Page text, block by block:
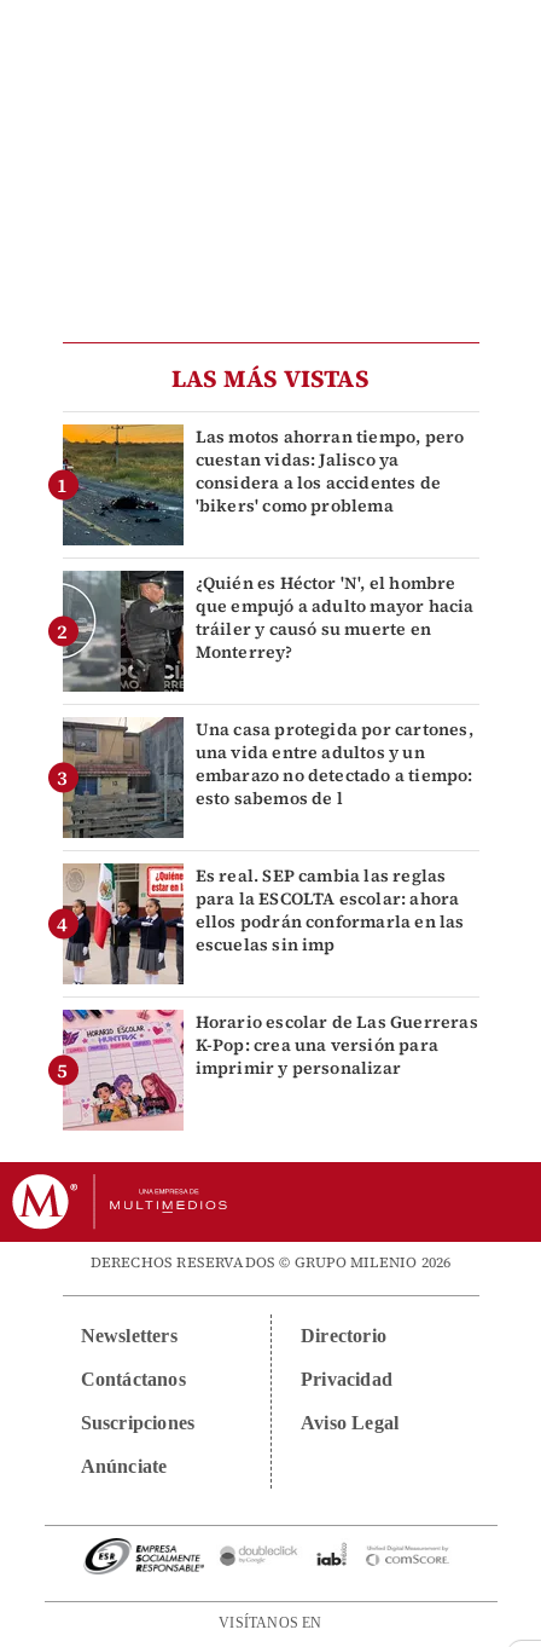
LAS MÁS VISTAS
Las motos ahorran tiempo, pero
cuestan vidas: Jalisco ya
considera a los accidentes de
'bikers' como problema
¿Quién es Héctor 'N', el hombre
que empujó a adulto mayor hacia
tráiler y causó su muerte en
Monterrey?
Una casa protegida por cartones,
una vida entre adultos y un
embarazo no detectado a tiempo:
esto sabemos de l
Es real. SEP cambia las reglas
para la ESCOLTA escolar: ahora
ellos podrán conformarla en las
escuelas sin imp
Horario escolar de Las Guerreras
K-Pop: crea una versión para
imprimir y personalizar
DERECHOS RESERVADOS © GRUPO MILENIO 2026
Newsletters
Contáctanos
Suscripciones
Anúnciate
Directorio
Privacidad
Aviso Legal
VISÍTANOS EN